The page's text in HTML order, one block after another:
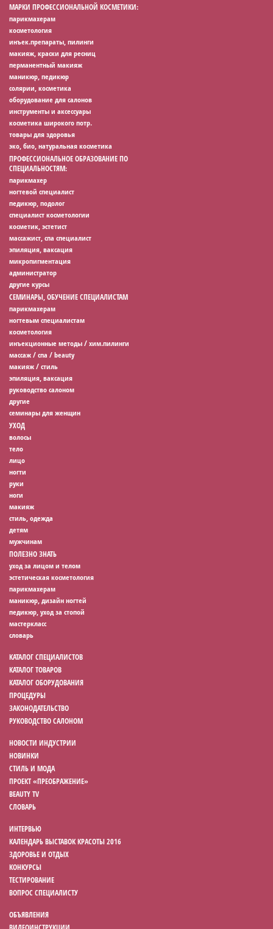
МАРКИ ПРОФЕССИОНАЛЬНОЙ КОСМЕТИКИ:
парикмахерам
косметология
инъек.препараты, пилинги
макияж, краски для ресниц
перманентный макияж
маникюр, педикюр
солярии, косметика
оборудование для салонов
инструменты и аксессуары
косметика широкого потр.
товары для здоровья
эко, био, натуральная косметика
ПРОФЕССИОНАЛЬНОЕ ОБРАЗОВАНИЕ ПО
СПЕЦИАЛЬНОСТЯМ:
парикмахер
ногтевой специалист
педикюр, подолог
специалист косметологии
косметик, эстетист
массажист, спа специалист
эпиляция, ваксация
микропигментация
администратор
другие курсы
СЕМИНАРЫ, ОБУЧЕНИЕ СПЕЦИАЛИСТАМ
парикмахерам
ногтевым специалистам
косметология
инъекционные методы / хим.пилинги
массаж / спа / beauty
макияж / стиль
эпиляция, ваксация
руководство салоном
другие
семинары для женщин
УХОД
волосы
тело
лицо
ногти
руки
ноги
макияж
стиль, одежда
детям
мужчинам
ПОЛЕЗНО ЗНАТЬ
уход за лицом и телом
эстетическая косметология
парикмахерам
маникюр, дизайн ногтей
педикюр, уход за стопой
мастеркласс
словарь
КАТАЛОГ СПЕЦИАЛИСТОВ
КАТАЛОГ ТОВАРОВ
КАТАЛОГ ОБОРУДОВАНИЯ
ПРОЦЕДУРЫ
ЗАКОНОДАТЕЛЬСТВО
РУКОВОДСТВО САЛОНОМ
НОВОСТИ ИНДУСТРИИ
НОВИНКИ
СТИЛЬ И МОДА
ПРОЕКТ «ПРЕОБРАЖЕНИЕ»
BEAUTY TV
СЛОВАРЬ
ИНТЕРВЬЮ
КАЛЕНДАРЬ ВЫСТАВОК КРАСОТЫ 2016
ЗДОРОВЬЕ И ОТДЫХ
КОНКУРСЫ
ТЕСТИРОВАНИЕ
ВОПРОС СПЕЦИАЛИСТУ
ОБЪЯВЛЕНИЯ